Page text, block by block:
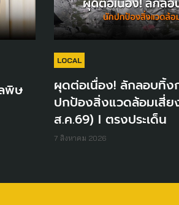
พิษ
LOCAL
ผุดต่อเนื่อง! ลักลอบทิ้
ปกป้องสิ่งแวดล้อมเสี่ย
ส.ค.69) I ตรงประเด็น
7 สิงหาคม 2026